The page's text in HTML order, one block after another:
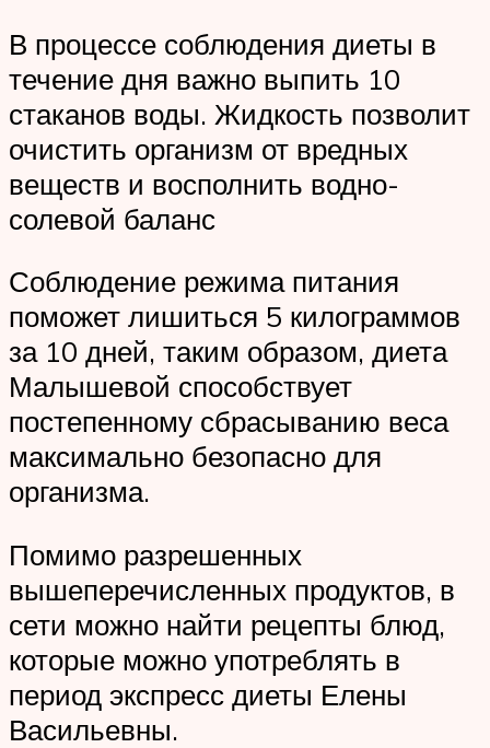
В процессе соблюдения диеты в
течение дня важно выпить 10
стаканов воды. Жидкость позволит
очистить организм от вредных
веществ и восполнить водно-
солевой баланс
Соблюдение режима питания
поможет лишиться 5 килограммов
за 10 дней, таким образом, диета
Малышевой способствует
постепенному сбрасыванию веса
максимально безопасно для
организма.
Помимо разрешенных
вышеперечисленных продуктов, в
сети можно найти рецепты блюд,
которые можно употреблять в
период экспресс диеты Елены
Васильевны.